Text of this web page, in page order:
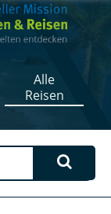
Alle
Reisen